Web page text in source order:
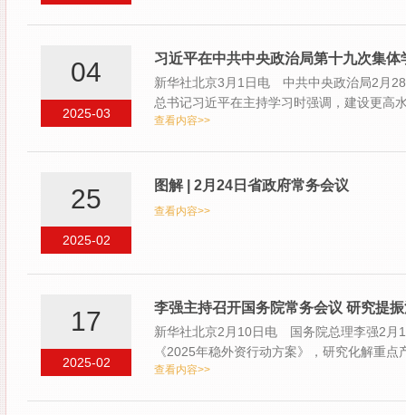
2025-03
04 习近平在中共中央政治局第十九次集
新华社北京3月1日电 中共中央政治局2月
总书记习近平在主持学习时强调，建设更高
治…
查看内容>>
2025-02
25 图解 | 2月24日省政府常务会议
查看内容>>
2025-02
17 李强主持召开国务院常务会议 研究提
新华社北京2月10日电 国务院总理李强2月
《2025年稳外资行动方案》，研究化解重
（草案…
查看内容>>